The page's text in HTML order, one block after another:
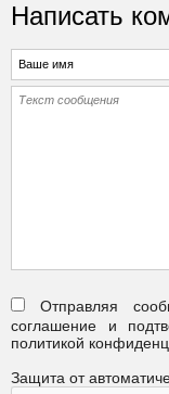
Написать
Отправляя
соглашение и
политикой
Защита от